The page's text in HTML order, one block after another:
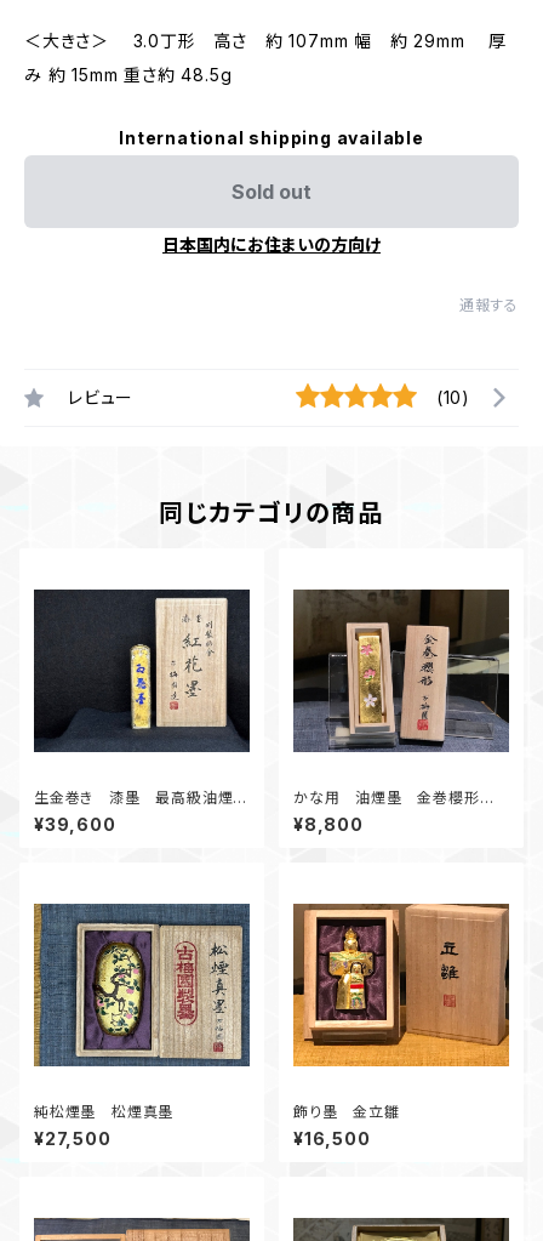
＜大きさ＞ 3.0丁形 高さ 約 107mm 幅 約 29mm 厚
み 約 15mm 重さ約 48.5g
International shipping available
Sold out
日本国内にお住まいの方向け
通報する
レビュー (10)
同じカテゴリの商品
生金巻き 漆墨 最高級油煙
紅花墨 2.0丁形
¥39,600
かな用 油煙墨 金巻櫻形 1.
0丁形 かな作品にオススメ
¥8,800
純松煙墨 松煙真墨
¥27,500
飾り墨 金立雛
¥16,500